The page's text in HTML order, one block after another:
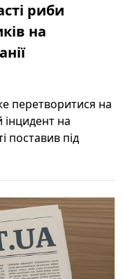
риби
на
перетворитися на
на
поставив під